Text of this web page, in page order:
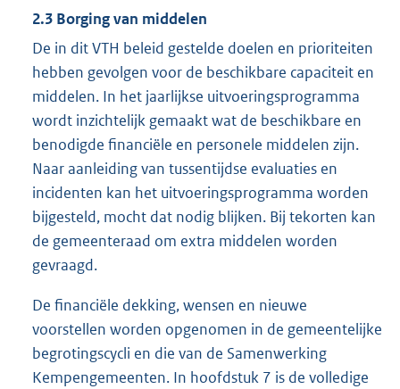
2.3 Borging van middelen
De in dit VTH beleid gestelde doelen en prioriteiten
hebben gevolgen voor de beschikbare capaciteit en
middelen. In het jaarlijkse uitvoeringsprogramma
wordt inzichtelijk gemaakt wat de beschikbare en
benodigde financiële en personele middelen zijn.
Naar aanleiding van tussentijdse evaluaties en
incidenten kan het uitvoeringsprogramma worden
bijgesteld, mocht dat nodig blijken. Bij tekorten kan
de gemeenteraad om extra middelen worden
gevraagd.
De financiële dekking, wensen en nieuwe
voorstellen worden opgenomen in de gemeentelijke
begrotingscycli en die van de Samenwerking
Kempengemeenten. In hoofdstuk 7 is de volledige